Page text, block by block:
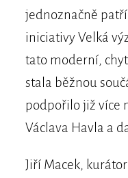
jednoznačně
iniciativy Velká
tato moderní,
stala běžnou
podpořilo již více
Václava Havla a
Jiří Macek,